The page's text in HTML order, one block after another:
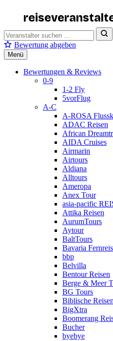
Bewertung abgeben
Menü
Bewertungen & Reviews
0-9
1-2 Fly
5vorFlug
A-C
A-ROSA
ADAC Reisen
African
AIDA Cruises
Airmarin
Airtours
Aldiana
Alltours
Ameropa
Anex Tour
asia-pacific
Attika Reisen
AurumTours
Aytour
BaltTours
Bavaria
bbp
Belvilla
Bentour Reisen
Berge & Meer
BG Tours
Biblische Reisen
BigXtra
Boomerang
Bucher
byebye